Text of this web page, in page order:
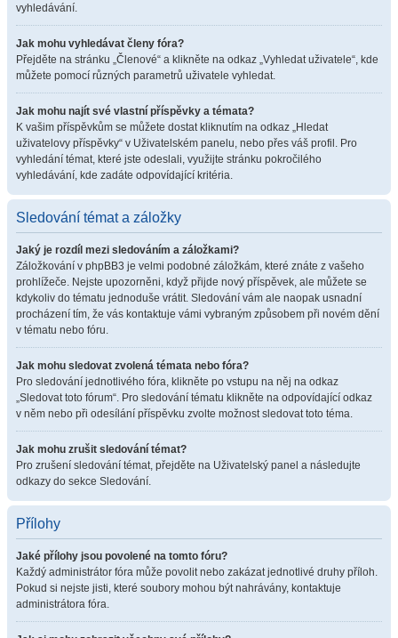
vyhledávání.
Jak mohu vyhledávat členy fóra?
Přejděte na stránku „Členové“ a klikněte na odkaz „Vyhledat uživatele“, kde
můžete pomocí různých parametrů uživatele vyhledat.
Jak mohu najít své vlastní příspěvky a témata?
K vašim příspěvkům se můžete dostat kliknutím na odkaz „Hledat
uživatelovy příspěvky“ v Uživatelském panelu, nebo přes váš profil. Pro
vyhledání témat, které jste odeslali, využijte stránku pokročilého
vyhledávání, kde zadáte odpovídající kritéria.
Sledování témat a záložky
Jaký je rozdíl mezi sledováním a záložkami?
Záložkování v phpBB3 je velmi podobné záložkám, které znáte z vašeho
prohlížeče. Nejste upozorněni, když přijde nový příspěvek, ale můžete se
kdykoliv do tématu jednoduše vrátit. Sledování vám ale naopak usnadní
procházení tím, že vás kontaktuje vámi vybraným způsobem při novém dění
v tématu nebo fóru.
Jak mohu sledovat zvolená témata nebo fóra?
Pro sledování jednotlivého fóra, klikněte po vstupu na něj na odkaz
„Sledovat toto fórum“. Pro sledování tématu klikněte na odpovídající odkaz
v něm nebo při odesílání příspěvku zvolte možnost sledovat toto téma.
Jak mohu zrušit sledování témat?
Pro zrušení sledování témat, přejděte na Uživatelský panel a následujte
odkazy do sekce Sledování.
Přílohy
Jaké přílohy jsou povolené na tomto fóru?
Každý administrátor fóra může povolit nebo zakázat jednotlivé druhy příloh.
Pokud si nejste jisti, které soubory mohou být nahrávány, kontaktuje
administrátora fóra.